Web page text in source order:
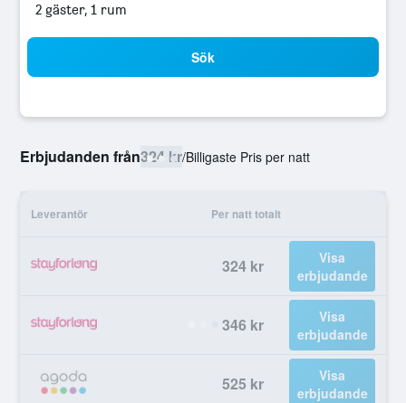
2 gäster, 1 rum
Sök
Erbjudanden från324 kr/Billigaste Pris per natt
Leverantör Per natt totalt
324 kr
Visa
erbjudande
346 kr
Visa
erbjudande
525 kr
Visa
erbjudande